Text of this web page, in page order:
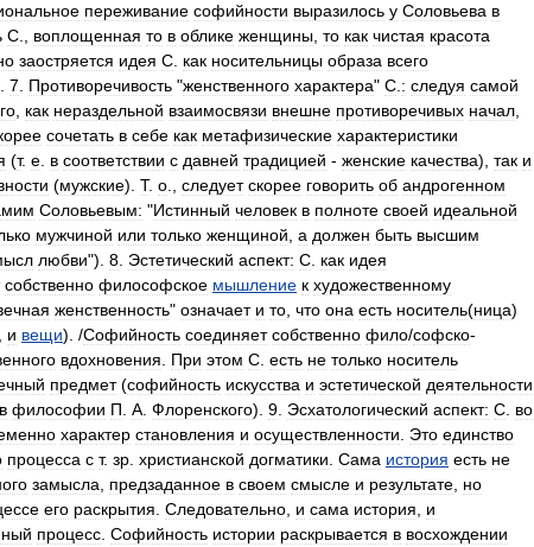
переживание софийности выразилось у Соловьева в
С воплощенная то в облике женщины то как чистая красота
заостряется идея С как носительницы образа всего
7 Противоречивость "женственного характера" С : следуя самой
как нераздельной взаимосвязи внешне противоречивых начал
сочетать в себе как метафизические характеристики
(т. е в соответствии с давней традицией - женские качества), так и
(мужские). Т. о следует скорее говорить об андрогенном
Соловьевым: "Истинный человек в полноте своей идеальной
мужчиной или только женщиной а должен быть высшим
любви"). 8 Эстетический аспект: С как идея
собственно философское мышление к художественному
женственность" означает и то что она есть носитель(ница)
и вещи). /Софийность соединяет собственно фило/софско-
вдохновения При этом С есть не только носитель
предмет(софийность искусства и эстетической деятельности
в философии П А Флоренского). 9 Эсхатологический аспект: С во
характер становления и осуществленности Это единство
процесса с т. зр христианской догматики Сама история есть не
замысла предзаданное в своем смысле и результате но
его раскрытия Следовательно и сама история
и
процесс Софийность истории раскрывается в восхождении